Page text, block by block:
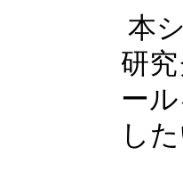
本
研
ー
した